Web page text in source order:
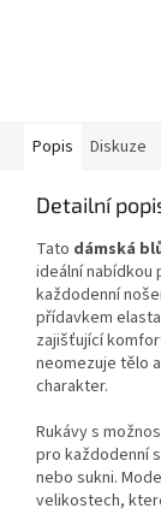
Popis Diskuze
Detailní
Tato dámská
ideální nabídkou
každodenní
přídavkem
zajišťující
neomezuje tělo
charakter.
Rukávy s
pro každodenní
nebo sukni.
velikostech,